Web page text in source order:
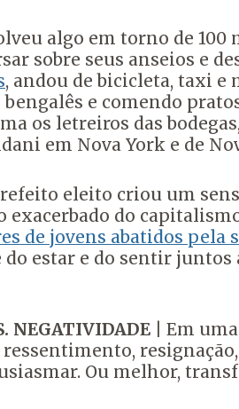
algo em torno de
sobre seus anseios e
, andou de bicicleta, taxi e
e comendo
os letreiros das
em Nova York e de
eleito criou um
do
de jovens abatidos pela
estar e do sentir juntos
NEGATIVIDADE | Em
Ou melhor,